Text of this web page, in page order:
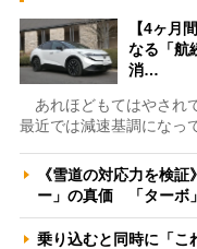
【4ヶ月
なる「航
消…
あれほどもてはやされ
最近では減速基調になっ
《雪道の対応力を検
ー」の真価 「ターボ
乗り込むと同時に「こ